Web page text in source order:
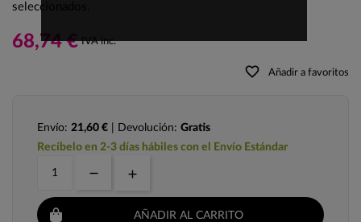
seleccionados.
68,74 € IVA inc.
favorite_border Añadir a favoritos
Envío: 21,60 € | Devolución: Gratis
Recíbelo en 2-3 días hábiles con el Envío Estándar
AÑADIR AL CARRITO